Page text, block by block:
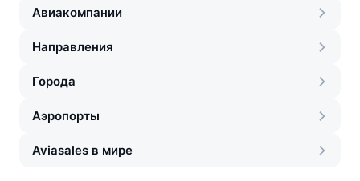
Авиакомпании
Направления
Города
Аэропорты
Aviasales в мире